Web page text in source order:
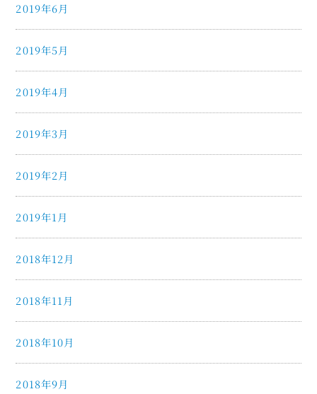
2019年6月
2019年5月
2019年4月
2019年3月
2019年2月
2019年1月
2018年12月
2018年11月
2018年10月
2018年9月